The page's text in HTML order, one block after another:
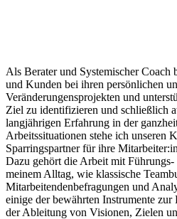
Als Berater und Systemischer Coach
und Kunden bei ihren persönlichen
Veränderungensprojekten und
Ziel zu identifizieren und schließlich
langjährigen Erfahrung in der
Arbeitssituationen stehe ich unseren
Sparringspartner für ihre
Dazu gehört die Arbeit mit Führungs-
meinem Alltag, wie klassische
Mitarbeitendenbefragungen und
einige der bewährten Instrumente zur
der Ableitung von Visionen, Zielen